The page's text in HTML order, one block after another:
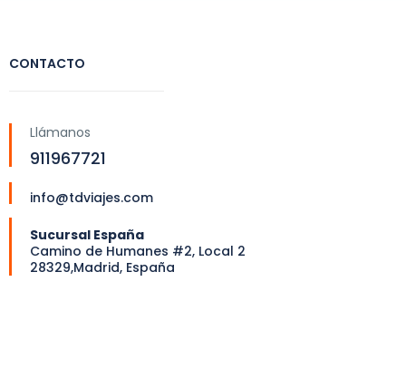
CONTACTO
Llámanos
911967721
info@tdviajes.com
Sucursal España
Camino de Humanes #2, Local 2
28329,Madrid, España